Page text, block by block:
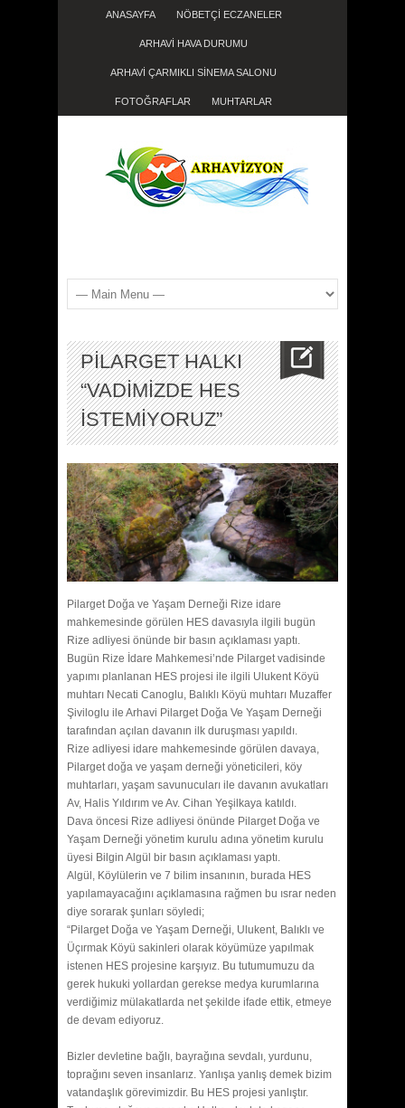
ANASAYFA NÖBETÇİ ECZANELER
ARHAVİ HAVA DURUMU
ARHAVİ ÇARMIKLI SİNEMA SALONU
FOTOĞRAFLAR MUHTARLAR
PİLARGET HALKI
“VADİMİZDE HES
İSTEMİYORUZ”
Pilarget Doğa ve Yaşam Derneği Rize idare
mahkemesinde görülen HES davasıyla ilgili bugün
Rize adliyesi önünde bir basın açıklaması yaptı.
Bugün Rize İdare Mahkemesi’nde Pilarget vadisinde
yapımı planlanan HES projesi ile ilgili Ulukent Köyü
muhtarı Necati Canoglu, Balıklı Köyü muhtarı Muzaffer
Şiviloglu ile Arhavi Pilarget Doğa Ve Yaşam Derneği
tarafından açılan davanın ilk duruşması yapıldı.
Rize adliyesi idare mahkemesinde görülen davaya,
Pilarget doğa ve yaşam derneği yöneticileri, köy
muhtarları, yaşam savunucuları ile davanın avukatları
Av, Halis Yıldırım ve Av. Cihan Yeşilkaya katıldı.
Dava öncesi Rize adliyesi önünde Pilarget Doğa ve
Yaşam Derneği yönetim kurulu adına yönetim kurulu
üyesi Bilgin Algül bir basın açıklaması yaptı.
Algül, Köylülerin ve 7 bilim insanının, burada HES
yapılamayacağını açıklamasına rağmen bu ısrar neden
diye sorarak şunları söyledi;
“Pilarget Doğa ve Yaşam Derneği, Ulukent, Balıklı ve
Üçırmak Köyü sakinleri olarak köyümüze yapılmak
istenen HES projesine karşıyız. Bu tutumumuzu da
gerek hukuki yollardan gerekse medya kurumlarına
verdiğimiz mülakatlarda net şekilde ifade ettik, etmeye
de devam ediyoruz.
Bizler devletine bağlı, bayrağına sevdalı, yurdunu,
toprağını seven insanlarız. Yanlışa yanlış demek bizim
vatandaşlık görevimizdir. Bu HES projesi yanlıştır.